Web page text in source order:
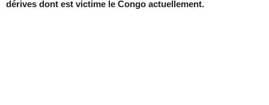
dérives dont est victime le Congo actuellement.